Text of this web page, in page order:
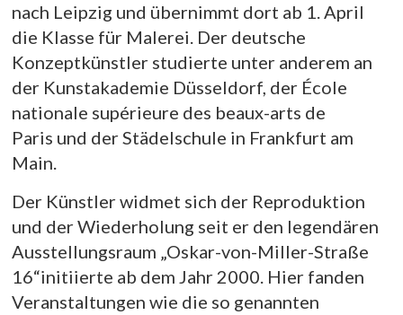
nach Leipzig und übernimmt dort ab 1. April
die Klasse für Malerei. Der deutsche
Konzeptkünstler studierte unter anderem an
der Kunstakademie Düsseldorf, der École
nationale supérieure des beaux-arts de
Paris und der Städelschule in Frankfurt am
Main.
Der Künstler widmet sich der Reproduktion
und der Wiederholung seit er den legendären
Ausstellungsraum „Oskar-von-Miller-Straße
16“initiierte ab dem Jahr 2000. Hier fanden
Veranstaltungen wie die so genannten